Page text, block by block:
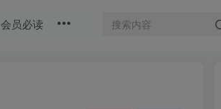
会员必读